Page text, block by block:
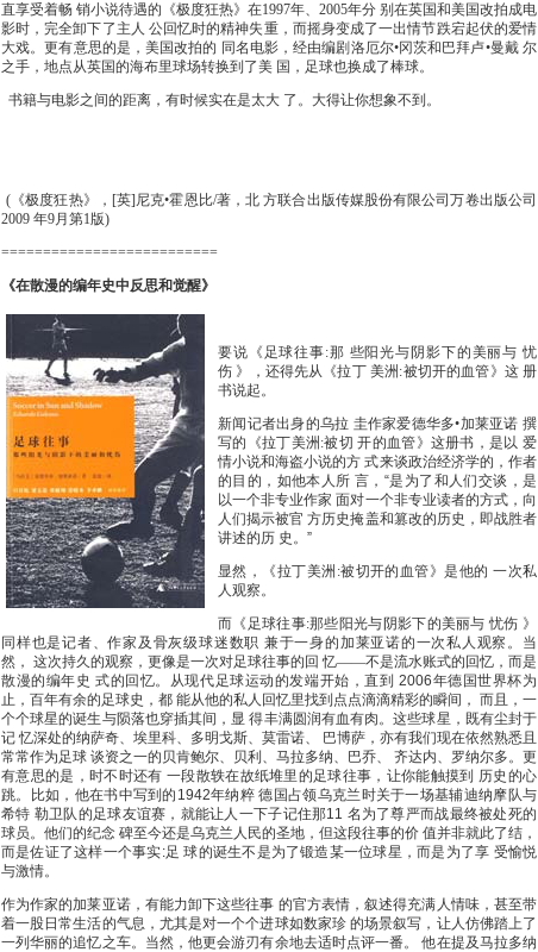
直享受着畅 销小说待遇的《极度狂热》在1997年、2005年分 别在英国和美国改拍成电
影时，完全卸下了主人 公回忆时的精神失重，而摇身变成了一出情节跌宕起伏的爱情
大戏。更有意思的是，美国改拍的 同名电影，经由编剧洛厄尔•冈茨和巴拜卢•曼戴 尔
之手，地点从英国的海布里球场转换到了美 国，足球也换成了棒球。
书籍与电影之间的距离，有时候实在是太大 了。大得让你想象不到。
(《极度狂热》，[英]尼克•霍恩比/著，北方联合出版传媒股份有限公司万卷出版公司
2009 年9月第1版)
==========================
《在散漫的编年史中反思和觉醒》
要说《足球往事:那 些阳光与阴影下的美丽与 忧
伤 》，还得先从《拉丁 美洲:被切开的血管》这 册
书说起。
新闻记者出身的乌拉 圭作家爱德华多•加莱亚诺 撰
写的《拉丁美洲:被切 开的血管》这册书，是以 爱
情小说和海盗小说的方式来谈政治经济学的，作者
的目的，如他本人所 言，“是为了和人们交谈，是
以一个非专业作家 面对一个非专业读者的方式，向
人们揭示被官 方历史掩盖和篡改的历史，即战胜者
讲述的历 史。”
显然，《拉丁美洲:被切开的血管》是他的 一次私
人观察。
而《足球往事:那些阳光与阴影下的美丽与 忧伤 》
同样也是记者、作家及骨灰级球迷数职 兼于一身的加莱亚诺的一次私人观察。当
然， 这次持久的观察，更像是一次对足球往事的回 忆——不是流水账式的回忆，而是
散漫的编年史 式的回忆。从现代足球运动的发端开始，直到 2006年德国世界杯为
止，百年有余的足球史，都 能从他的私人回忆里找到点点滴滴精彩的瞬间， 而且，一
个个球星的诞生与陨落也穿插其间，显 得丰满圆润有血有肉。这些球星，既有尘封于
记 忆深处的纳萨奇、埃里科、多明戈斯、莫雷诺、 巴博萨，亦有我们现在依然熟悉且
常常作为足球 谈资之一的贝肯鲍尔、贝利、马拉多纳、巴乔、 齐达内、罗纳尔多。更
有意思的是，时不时还有 一段散轶在故纸堆里的足球往事，让你能触摸到 历史的心
跳。比如，他在书中写到的1942年纳粹 德国占领乌克兰时关于一场基辅迪纳摩队与
希特 勒卫队的足球友谊赛，就能让人一下子记住那11 名为了尊严而战最终被处死的
球员。他们的纪念 碑至今还是乌克兰人民的圣地，但这段往事的价 值并非就此了结，
而是佐证了这样一个事实:足 球的诞生不是为了锻造某一位球星，而是为了享 受愉悦
与激情。
作为作家的加莱亚诺，有能力卸下这些往事 的官方表情，叙述得充满人情味，甚至带
着一股日常生活的气息，尤其是对一个个进球如数家珍 的场景叙写，让人仿佛踏上了
一列华丽的追忆之车。当然，他更会游刃有余地去适时点评一番。 他在提及马拉多纳